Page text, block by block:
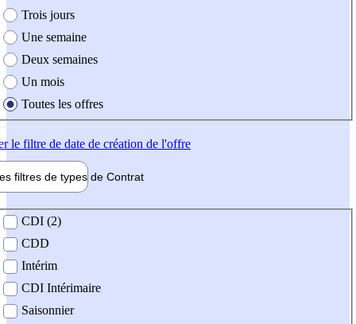
Trois jours
Une semaine
Deux semaines
Un mois
Toutes les offres
le filtre de date de création de l'offre
filtres de types de Contrat
contrat
CDI (2)
CDD
Intérim
CDI Intérimaire
Saisonnier